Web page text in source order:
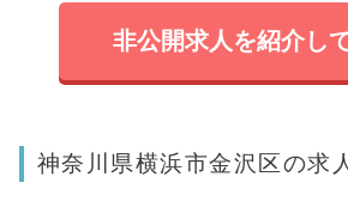
非公開求人を紹介し
神奈川県横浜市金沢区の求